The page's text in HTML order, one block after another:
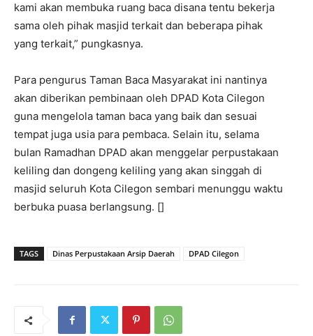
kami akan membuka ruang baca disana tentu bekerja
sama oleh pihak masjid terkait dan beberapa pihak
yang terkait,” pungkasnya.
Para pengurus Taman Baca Masyarakat ini nantinya
akan diberikan pembinaan oleh DPAD Kota Cilegon
guna mengelola taman baca yang baik dan sesuai
tempat juga usia para pembaca. Selain itu, selama
bulan Ramadhan DPAD akan menggelar perpustakaan
keliling dan dongeng keliling yang akan singgah di
masjid seluruh Kota Cilegon sembari menunggu waktu
berbuka puasa berlangsung. []
TAGS Dinas Perpustakaan Arsip Daerah DPAD Cilegon